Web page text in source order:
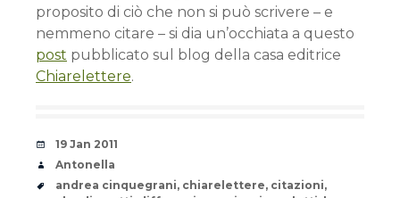
proposito di ciò che non si può scrivere – e
nemmeno citare – si dia un’occhiata a questo
post pubblicato sul blog della casa editrice
Chiarelettere.
Date
19 Jan 2011
Author
Antonella
Tags
andrea cinquegrani, chiarelettere, citazioni,